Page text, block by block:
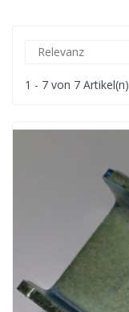
Relevanz
1 - 7 von 7 Artikel(n)